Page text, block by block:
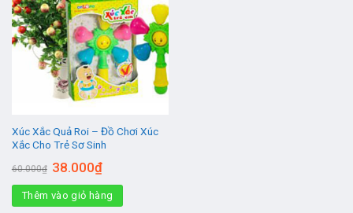
Xúc Xắc Quả Roi – Đồ Chơi Xúc
Xắc Cho Trẻ Sơ Sinh
60.000₫ Giá
gốc
là:
60.000₫.
38.000₫Giá
tại
là:
38.000₫.
Thêm vào giỏ hàng